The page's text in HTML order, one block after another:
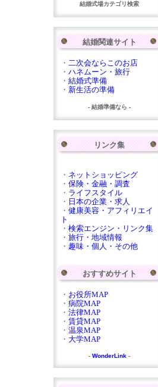
結婚式場カテゴリ検索
結婚関連サイト
・ 二次会ならこのお店
・ ハネムーン・旅行
・ 結婚式準備
・ 新生活の準備
- 結婚準備なら -
リンク集
・ ネットショッピング
・ 保険・金融・調査
・ ライフスタイル
・ 日本の企業・求人
・ 健康美容・アフィリエイ
ト
・ 検索エンジン・リンク集
・ 旅行・地域情報
・ 趣味・個人・その他
おすすめサイト
・ お役所MAP
・ 病院MAP
・ 法律MAP
・ 賃貸MAP
・ 温泉MAP
・ 大学MAP
- WonderLink -